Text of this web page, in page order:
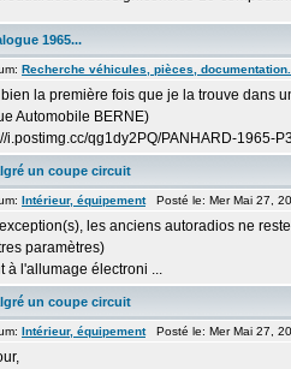
1965...
Recherche véhicules, pièces,
la première fois que je la trouve dans
Automobile BERNE)
i.postimg.cc/qg1dy2PQ/PANHARD-1965-
un coupe circuit
Intérieur, équipementPosté le: Mer Mai 27,
les anciens autoradios ne
paramètres)
à l'allumage électroni ...
un coupe circuit
Intérieur, équipementPosté le: Mer Mai 27,